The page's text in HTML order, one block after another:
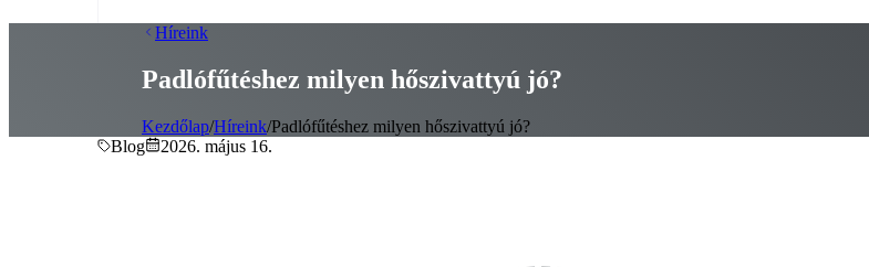
Híreink
Padlófűtéshez milyen hőszivattyú jó?
Kezdőlap/Híreink/Padlófűtéshez milyen hőszivattyú jó?
Blog
2026. május 16.